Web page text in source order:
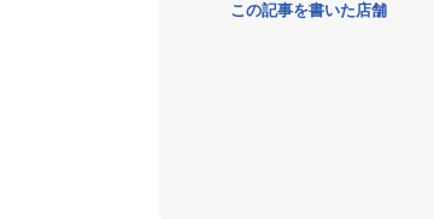
この記事を書いた店舗